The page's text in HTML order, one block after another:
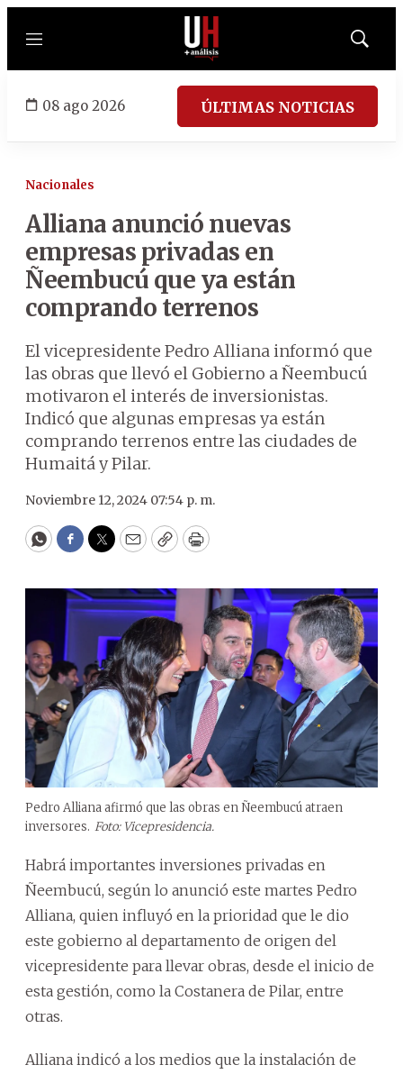
Menú
Mostrar
08 ago 2026 ÚLTIMAS NOTICIAS
Nacionales
Alliana anunció nuevas
empresas privadas en
Ñeembucú que ya están
comprando terrenos
El vicepresidente Pedro Alliana informó que
las obras que llevó el Gobierno a Ñeembucú
motivaron el interés de inversionistas.
Indicó que algunas empresas ya están
comprando terrenos entre las ciudades de
Humaitá y Pilar.
Noviembre 12, 2024 07:54 p. m.
WhatsApp
Facebook
Twitter
EmailCopyPrint
Pedro Alliana afirmó que las obras en Ñeembucú atraen
inversores. Foto: Vicepresidencia.
Habrá importantes inversiones privadas en
Ñeembucú, según lo anunció este martes Pedro
Alliana, quien influyó en la prioridad que le dio
este gobierno al departamento de origen del
vicepresidente para llevar obras, desde el inicio de
esta gestión, como la Costanera de Pilar, entre
otras.
Alliana indicó a los medios que la instalación de